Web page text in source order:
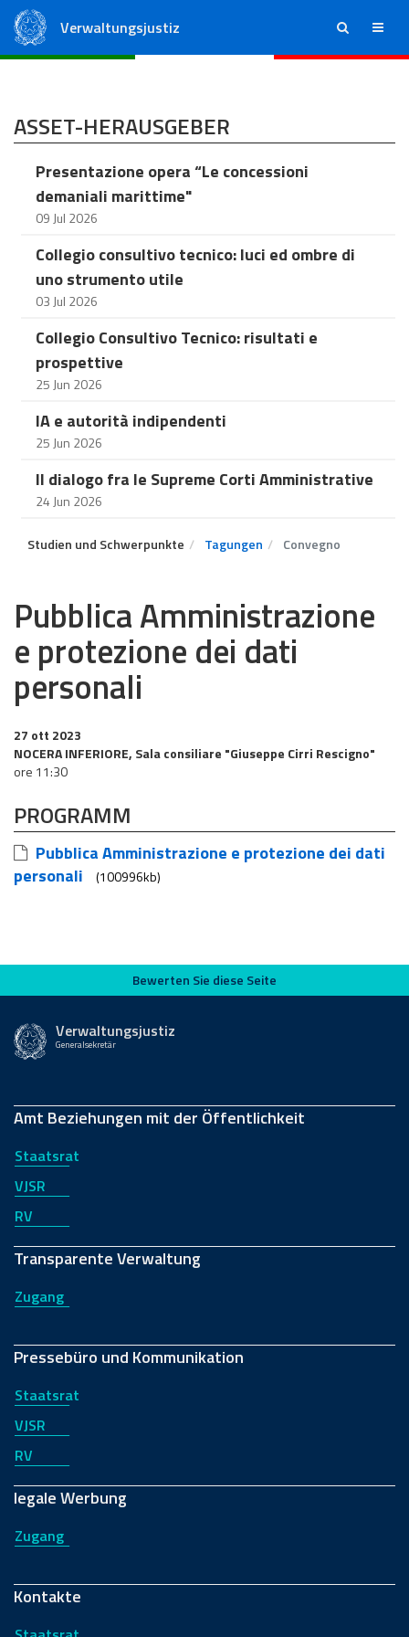
Verwaltungsjustiz ricerca menu
ASSET-HERAUSGEBER
Presentazione opera “Le concessioni
demaniali marittime"
09 Jul 2026
Collegio consultivo tecnico: luci ed ombre di
uno strumento utile
03 Jul 2026
Collegio Consultivo Tecnico: risultati e
prospettive
25 Jun 2026
IA e autorità indipendenti
25 Jun 2026
Il dialogo fra le Supreme Corti Amministrative
24 Jun 2026
Studien und Schwerpunkte Tagungen Convegno
Pubblica Amministrazione
e protezione dei dati
personali
27 ott 2023
NOCERA INFERIORE, Sala consiliare "Giuseppe Cirri Rescigno"
ore 11:30
PROGRAMM
Pubblica Amministrazione e protezione dei dati
personali
(100996kb)
Bewerten Sie diese Seite
Bewerten Sie diese Seite
Verwaltungsjustiz
Generalsekretär
Amt Beziehungen mit der Öffentlichkeit
Staatsrat
VJSR
RV
Transparente Verwaltung
Zugang
Pressebüro und Kommunikation
Staatsrat
VJSR
RV
legale Werbung
Zugang
Kontakte